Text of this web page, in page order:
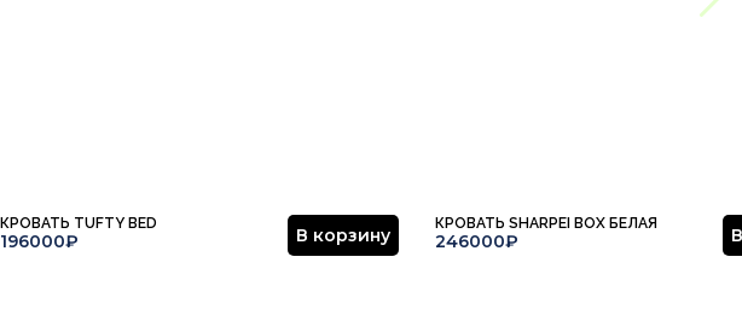
КРОВАТЬ TUFTY BED
196000₽ В корзину
КРОВАТЬ SHARPEI BOX БЕЛАЯ
246000₽